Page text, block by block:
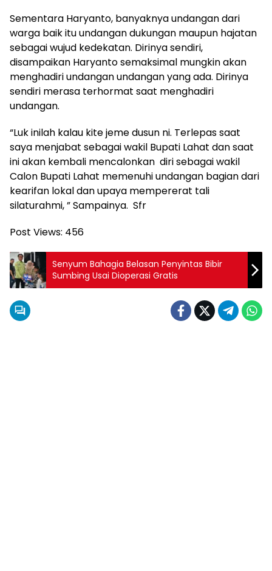
Sementara Haryanto, banyaknya undangan dari
warga baik itu undangan dukungan maupun hajatan
sebagai wujud kedekatan. Dirinya sendiri,
disampaikan Haryanto semaksimal mungkin akan
menghadiri undangan undangan yang ada. Dirinya
sendiri merasa terhormat saat menghadiri
undangan.
“Luk inilah kalau kite jeme dusun ni. Terlepas saat
saya menjabat sebagai wakil Bupati Lahat dan saat
ini akan kembali mencalonkan diri sebagai wakil
Calon Bupati Lahat memenuhi undangan bagian dari
kearifan lokal dan upaya mempererat tali
silaturahmi, ” Sampainya. Sfr
Post Views: 456
Senyum Bahagia Belasan Penyintas Bibir
Sumbing Usai Dioperasi Gratis